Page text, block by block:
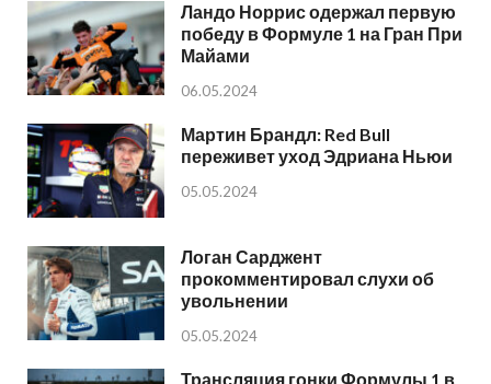
Ландо Норрис одержал первую
победу в Формуле 1 на Гран При
Майами
06.05.2024
Мартин Брандл: Red Bull
переживет уход Эдриана Ньюи
05.05.2024
Логан Сарджент
прокомментировал слухи об
увольнении
05.05.2024
Трансляция гонки Формулы 1 в